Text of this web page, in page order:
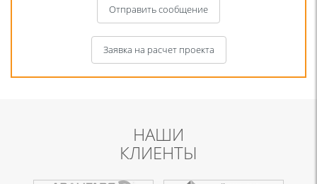
Отправить сообщение
Заявка на расчет проекта
НАШИ
КЛИЕНТЫ